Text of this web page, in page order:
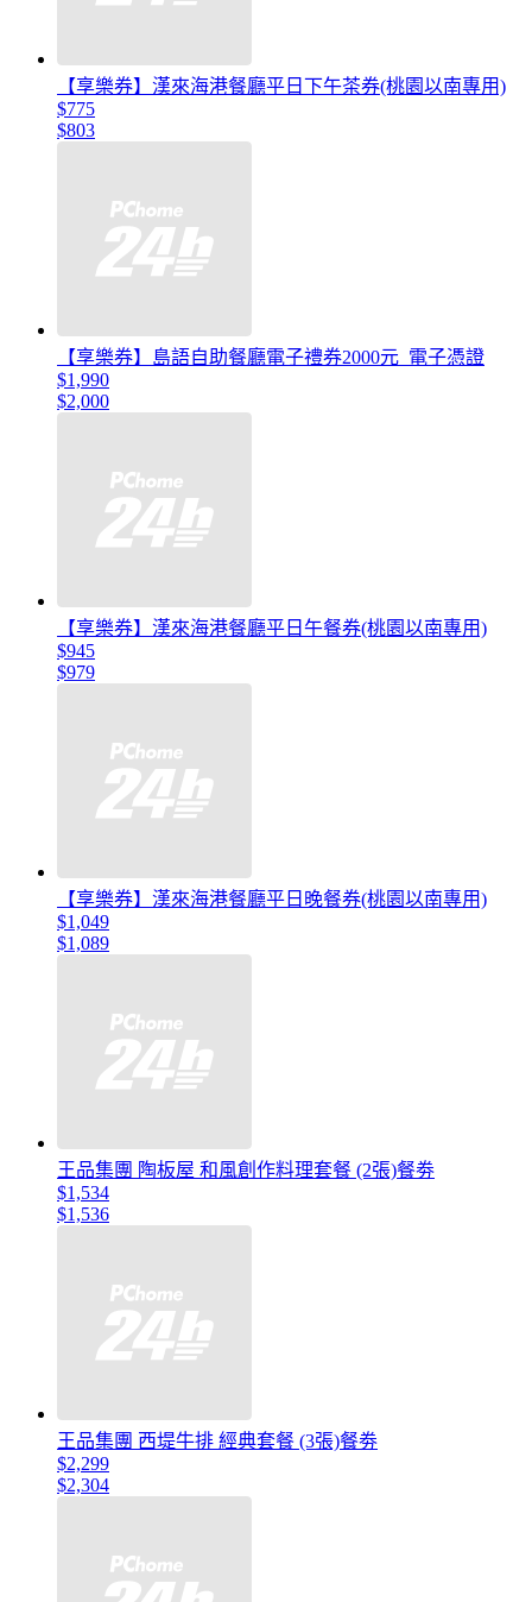
【享樂券】漢來海港餐廳平日下午茶券(桃園以南專用)
$775
$803
【享樂券】島語自助餐廳電子禮券2000元_電子憑證
$1,990
$2,000
【享樂券】漢來海港餐廳平日午餐券(桃園以南專用)
$945
$979
【享樂券】漢來海港餐廳平日晚餐券(桃園以南專用)
$1,049
$1,089
王品集團 陶板屋 和風創作料理套餐 (2張)餐劵
$1,534
$1,536
王品集團 西堤牛排 經典套餐 (3張)餐劵
$2,299
$2,304